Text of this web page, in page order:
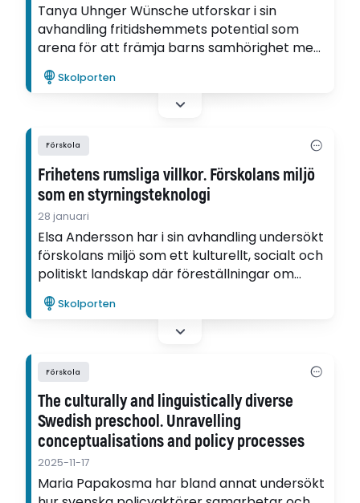
Tanya Uhnger Wünsche utforskar i sin
avhandling fritidshemmets potential som
arena för att främja barns samhörighet med
naturen.
Skolporten
Förskola
Frihetens rumsliga villkor. Förskolans miljö
som en styrningsteknologi
28 januari
Elsa Andersson har i sin avhandling undersökt
förskolans miljö som ett kulturellt, socialt och
politiskt landskap där föreställningar om
barndom både formas och förändras.
Skolporten
Förskola
The culturally and linguistically diverse
Swedish preschool. Unravelling
conceptualisations and policy processes
2025-11-17
Maria Papakosma har bland annat undersökt